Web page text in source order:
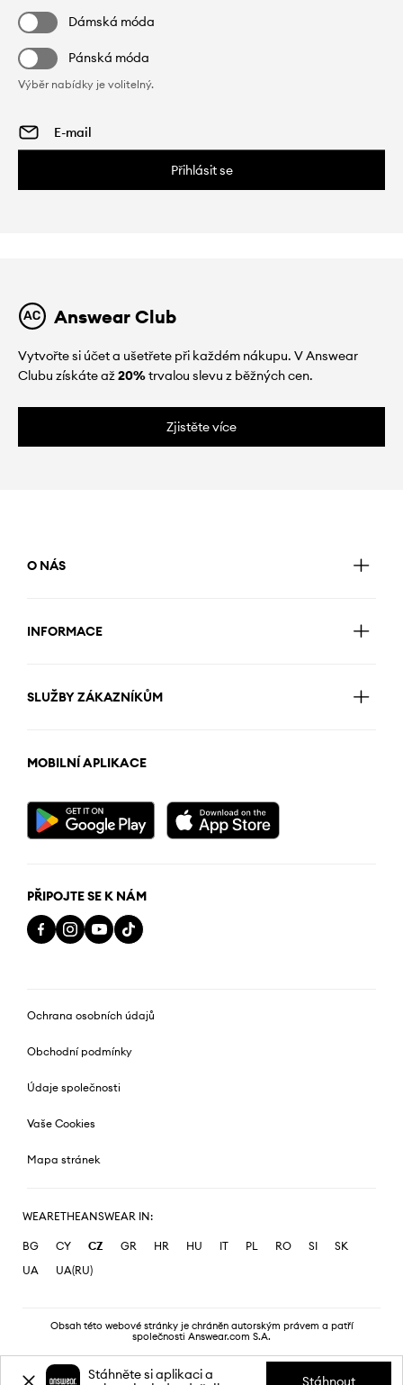
Dámská móda
Pánská móda
Výběr nabídky je volitelný.
Přihlásit se
Answear Club
Vytvořte si účet a ušetřete při každém nákupu. V Answear
Clubu získáte až20%trvalou slevu z běžných cen.
Zjistěte více
O NÁS
INFORMACE
SLUŽBY ZÁKAZNÍKŮM
MOBILNÍ APLIKACE
PŘIPOJTE SE K NÁM
Ochrana osobních údajů
Obchodní podmínky
Údaje společnosti
Vaše Cookies
Mapa stránek
WEARETHEANSWEAR IN:
BG CY CZ GR HR HU IT PL RO SI
SK
UA
UA(RU)
Obsah této webové stránky je chráněn autorským právem a patří
společnosti Answear.com S.A.
Stáhněte si aplikaci a
Stáhnout